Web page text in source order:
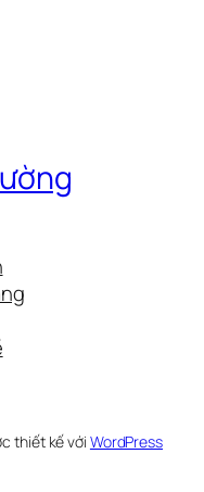
thiết kế với WordPress